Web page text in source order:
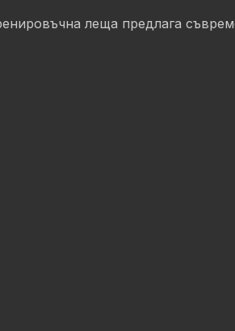
леща предлага